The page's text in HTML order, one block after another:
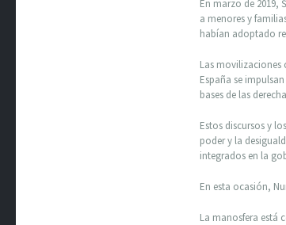
En marzo de 2019,
a menores y
habían adoptado
Las
España se
bases de las
Estos discursos y
poder y la
integrados en la
En esta ocasión,
La manosfera está